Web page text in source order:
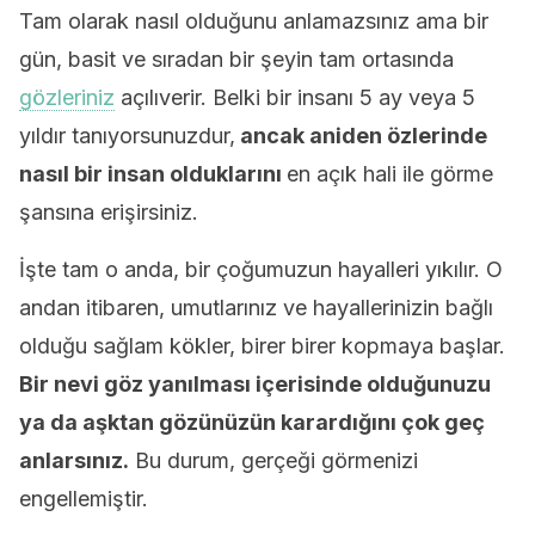
Tam olarak nasıl olduğunu anlamazsınız ama bir
gün, basit ve sıradan bir şeyin tam ortasında
gözleriniz açılıverir. Belki bir insanı 5 ay veya 5
yıldır tanıyorsunuzdur, ancak aniden özlerinde
nasıl bir insan olduklarını en açık hali ile görme
şansına erişirsiniz.
İşte tam o anda, bir çoğumuzun hayalleri yıkılır. O
andan itibaren, umutlarınız ve hayallerinizin bağlı
olduğu sağlam kökler, birer birer kopmaya başlar.
Bir nevi göz yanılması içerisinde olduğunuzu
ya da aşktan gözünüzün karardığını çok geç
anlarsınız. Bu durum, gerçeği görmenizi
engellemiştir.